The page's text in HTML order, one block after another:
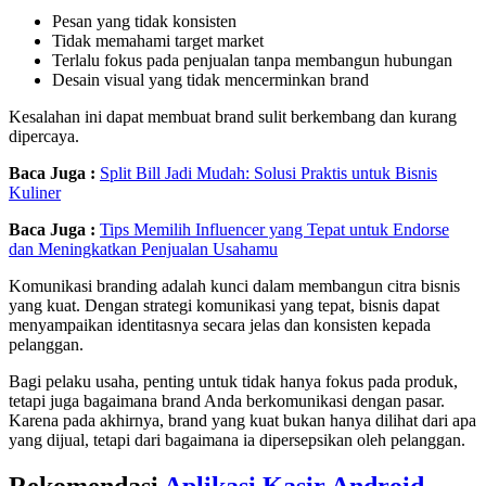
Pesan yang tidak konsisten
Tidak memahami target market
Terlalu fokus pada penjualan tanpa membangun hubungan
Desain visual yang tidak mencerminkan brand
Kesalahan ini dapat membuat brand sulit berkembang dan kurang
dipercaya.
Baca Juga : Split Bill Jadi Mudah: Solusi Praktis untuk Bisnis
Kuliner
Baca Juga : Tips Memilih Influencer yang Tepat untuk Endorse
dan Meningkatkan Penjualan Usahamu
Komunikasi branding adalah kunci dalam membangun citra bisnis
yang kuat. Dengan strategi komunikasi yang tepat, bisnis dapat
menyampaikan identitasnya secara jelas dan konsisten kepada
pelanggan.
Bagi pelaku usaha, penting untuk tidak hanya fokus pada produk,
tetapi juga bagaimana brand Anda berkomunikasi dengan pasar.
Karena pada akhirnya, brand yang kuat bukan hanya dilihat dari apa
yang dijual, tetapi dari bagaimana ia dipersepsikan oleh pelanggan.